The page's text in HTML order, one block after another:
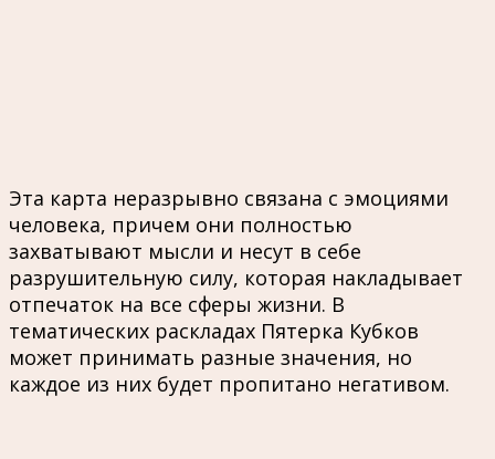
Эта карта неразрывно связана с эмоциями
человека, причем они полностью
захватывают мысли и несут в себе
разрушительную силу, которая накладывает
отпечаток на все сферы жизни. В
тематических раскладах Пятерка Кубков
может принимать разные значения, но
каждое из них будет пропитано негативом.